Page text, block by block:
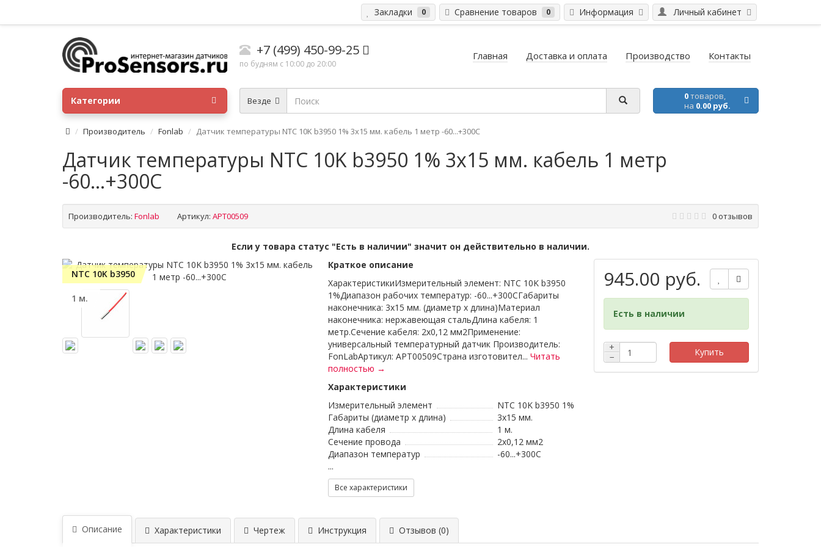
Личный кабинет
Информация
Закладки 0 Сравнение товаров 0
+7 (499) 450-99-25
по будням с 10:00 до 20:00
Главная Доставка и оплата Производство Контакты
Везде 0товаров,
на 0.00 руб.
Категории
Производитель Fonlab Датчик температуры NTC 10K b3950 1% 3x15 мм. кабель 1 метр -60...+300C
Датчик температуры NTC 10K b3950 1% 3x15 мм. кабель 1 метр
-60...+300C
Производитель: Fonlab Артикул: APT00509 0 отзывов
Если у товара статус "Есть в наличии" значит он действительно в наличии.
NTC 10K b3950
1 м.
Краткое описание
ХарактеристикиИзмерительный элемент: NTC 10K b3950
1%Диапазон рабочих температур: -60...+300CГабариты
наконечника: 3x15 мм. (диаметр х длина)Материал
наконечника: нержавеющая стальДлина кабеля: 1
метр.Сечение кабеля: 2x0,12 мм2Применение:
универсальный температурный датчик Производитель:
FonLabАртикул: APT00509Страна изготовител... Читать
полностью →
Характеристики
Измерительный элемент
NTC 10K b3950 1%
Габариты (диаметр х длина)
3x15 мм.
Длина кабеля
1 м.
Сечение провода
2x0,12 мм2
Диапазон температур
-60...+300C
...
Все характеристики
945.00 руб.
Есть в наличии
+
−
Купить
Описание Характеристики Чертеж Инструкция Отзывов (0)